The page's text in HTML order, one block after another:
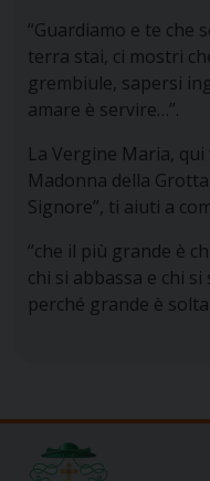
“Guardiamo e te che
terra stai, ci mostri
grembiule, sapersi
amare è servire…”.
La Vergine Maria,
Madonna della
Signore”, ti aiuti a
“che il più grande è
chi si abbassa e chi si
perché grande è